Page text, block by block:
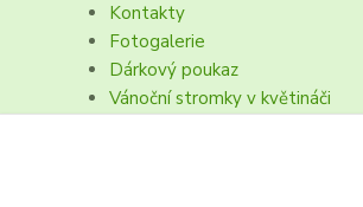
Kontakty
Fotogalerie
Dárkový poukaz
Vánoční stromky v květináči